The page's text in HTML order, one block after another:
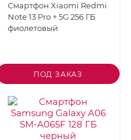
Смартфон Xiaomi Redmi
Note 13 Pro + 5G 256 ГБ
фиолетовый
ПОД ЗАКАЗ